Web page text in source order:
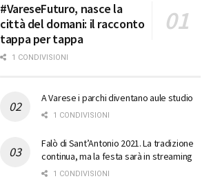
#VareseFuturo, nasce la
città del domani: il racconto
tappa per tappa
1 CONDIVISIONI
A Varese i parchi diventano aule studio
1 CONDIVISIONI
Falò di Sant’Antonio 2021. La tradizione
continua, ma la festa sarà in streaming
1 CONDIVISIONI